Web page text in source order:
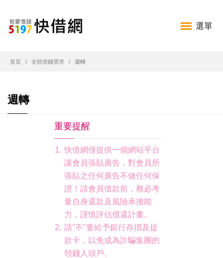
選單
首頁 全部借錢需求 週轉
週轉
重要提醒
快借網僅提供一個網站平台
讓會員張貼廣告，對會員所
張貼之任何廣告不做任何保
證！請會員借款前，務必考
量自身還款及風險承擔能
力，謹慎評估償還計畫。
請"不"要給予銀行存摺及提
款卡，以免成為詐騙集團的
領錢人頭戶。